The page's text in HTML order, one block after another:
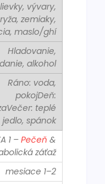
vývary,
ryža, zemiaky,
maslo/ghí
Hladovanie,
alkohol
Ráno: voda,
pokojDeň:
teplé
jedlo, spánok
1 – Pečeň &
záťaž
mesiace 1–2